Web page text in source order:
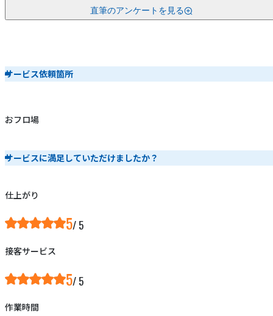
直筆のアンケートを見る
サービス依頼箇所
おフロ場
サービスに満足していただけましたか？
仕上がり
5
接客サービス
5
作業時間